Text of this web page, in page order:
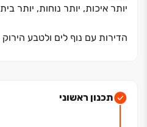
יותר איכות, יותר נוחות, יותר
הדירות עם נוף לים ולטבע
מגורים רגועה ויוקרתית. הפרויקט
תכנון ראשוני